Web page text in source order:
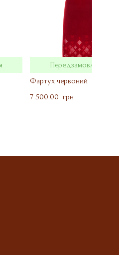
Передзамовлення
Фартух червоний
7 500.00  грн